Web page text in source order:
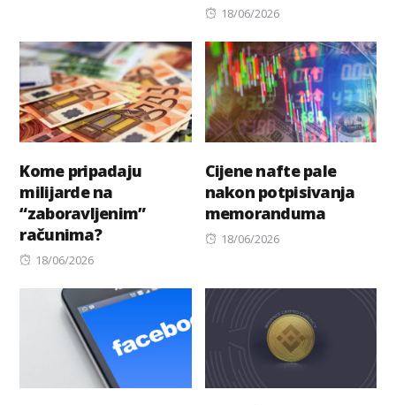
Posted
18/06/2026
Kome pripadaju
milijarde na
“zaboravljenim”
računima?
Posted
18/06/2026
Cijene nafte pale
nakon potpisivanja
memoranduma
Posted
18/06/2026